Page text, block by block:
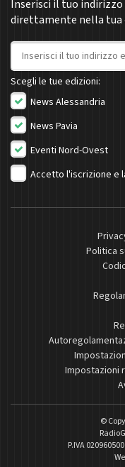
Inserisci il tuo
direttamente nella tua
Indirizzo email
Scegli le tue edizioni:
News Alessandria
News Pavia
Eventi Nord-Ovest
Accetto l'iscrizione e
Politica
Impostazioni
©
P.IVA